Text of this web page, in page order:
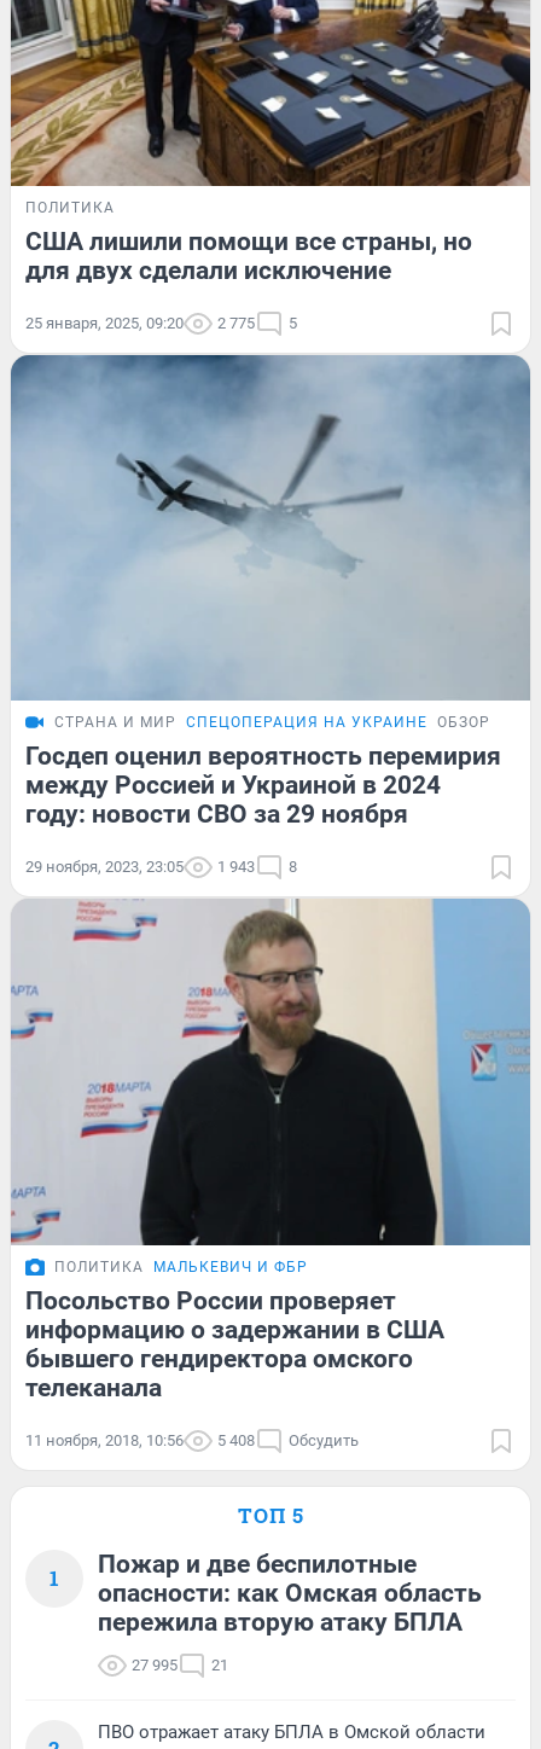
ПОЛИТИКА
США лишили помощи все страны, но
для двух сделали исключение
25 января, 2025, 09:20 2 775 5
СТРАНА И МИР СПЕЦОПЕРАЦИЯ НА УКРАИНЕ ОБЗОР
Госдеп оценил вероятность перемирия
между Россией и Украиной в 2024
году: новости СВО за 29 ноября
29 ноября, 2023, 23:05 1 943 8
ПОЛИТИКА МАЛЬКЕВИЧ И ФБР
Посольство России проверяет
информацию о задержании в США
бывшего гендиректора омского
телеканала
11 ноября, 2018, 10:56 5 408 Обсудить
ТОП 5
1
Пожар и две беспилотные
опасности: как Омская область
пережила вторую атаку БПЛА
27 995 21
ПВО отражает атаку БПЛА в Омской области